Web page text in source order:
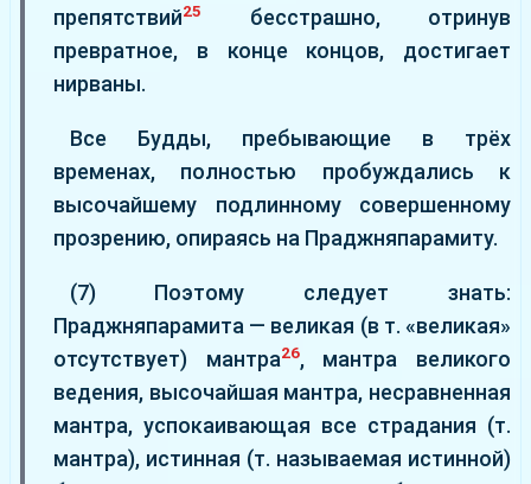
препятствий25
бесстрашно, отринув
превратное, в конце концов, достигает
нирваны.
Все Будды, пребывающие в трёх
временах, полностью пробуждались к
высочайшему подлинному совершенному
прозрению, опираясь на Праджняпарамиту.
(7) Поэтому следует знать:
Праджняпарамита — великая (в т. «великая»
отсутствует) мантра26, мантра великого
ведения, высочайшая мантра, несравненная
мантра, успокаивающая все страдания (т.
мантра), истинная (т. называемая истинной)